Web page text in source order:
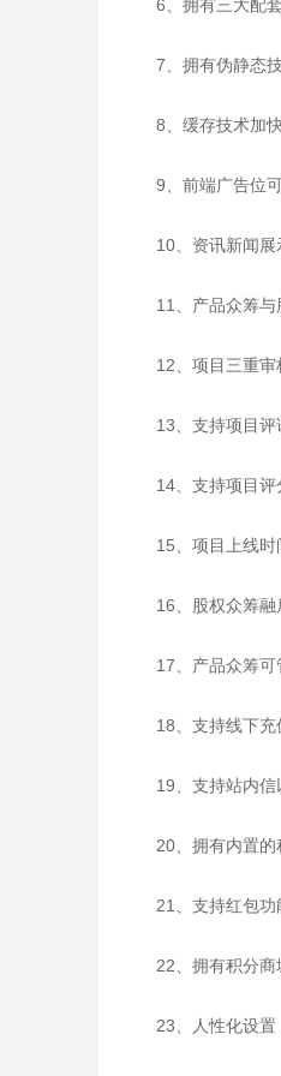
6、拥有三大配
7、拥有伪静态
8、缓存技术加
9、前端广告位
10、资讯新闻
11、产品众筹
12、项目三重审
13、支持项目评
14、支持项目评
15、项目上线
16、股权众筹
17、产品众筹
18、支持线下充
19、支持站内
20、拥有内置的
21、支持红包功
22、拥有积分商
23、人性化设置